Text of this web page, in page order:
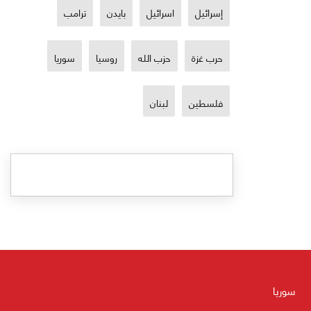
إسرائيل اسرائيل بايدن ترامب
حرب غزة حزب الله روسيا سوريا
فلسطين لبنان
سوريا